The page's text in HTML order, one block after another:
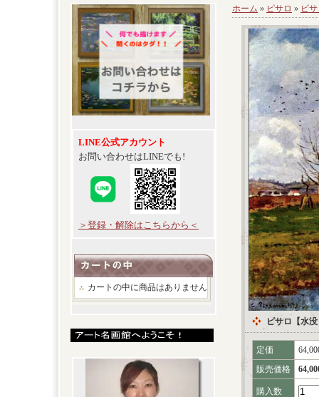
LINE公式アカウント
お問い合わせはLINEでも!
＞登録・解除はこちらから＜
カートの中に商品はありません
ホーム » ピサロ » ピ
ピサロ【水
定価
販売価格
購入数